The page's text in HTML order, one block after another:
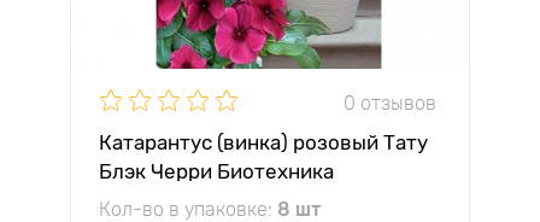
0 отзывов
Катарантус (винка) розовый Тату
Блэк Черри Биотехника
Кол-во в упаковке: 8 шт